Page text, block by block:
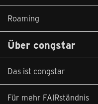
Roaming
Über congstar
Das ist congstar
Für mehr FAIRständnis